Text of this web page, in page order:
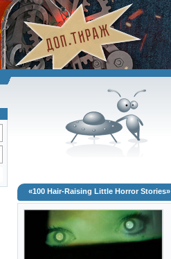
«100 Hair-Raising Little Horror Stories»